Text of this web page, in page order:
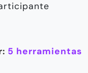
5 herramientas